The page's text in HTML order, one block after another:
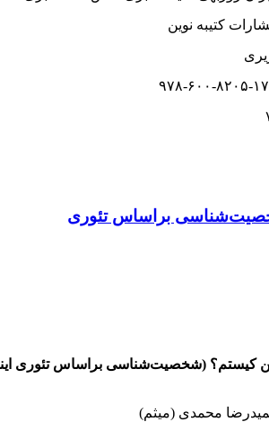
کتیبه نوین
۶۰۰-۸۲۰۵-۱۷-۳
براساس تئوری
کیستم؟ (شخصیت‌شناسی براساس تئوری
محمدی (میثم)